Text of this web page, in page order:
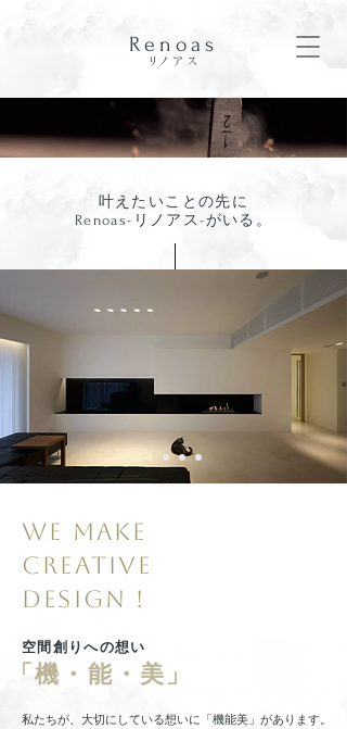
Renoas
​リノアス
叶えたいことの先に
Renoas-リノアス-がいる。
we make
creative
design !
​空間創りへの想い
「機・能・美」
私たちが、大切にしている想いに「機能美」があります。